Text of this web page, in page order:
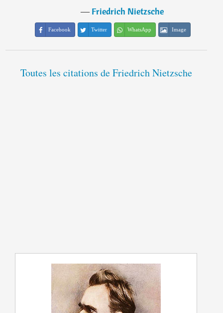
―Friedrich Nietzsche
Facebook Twitter WhatsApp Image
Toutes les citations de Friedrich Nietzsche